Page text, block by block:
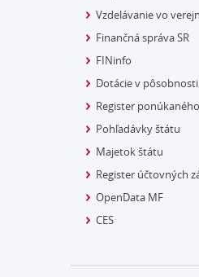
Vzdelávanie vo
Finančná správa SR
FINinfo
Dotácie v pôsobnosti
Register
Pohľadávky štátu
Majetok štátu
Register účtovných
OpenData MF
CES